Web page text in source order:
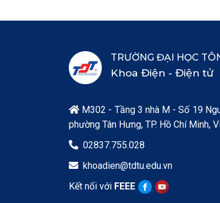
TRƯỜNG ĐẠI HỌC
Khoa Điện - Điện tử
 M302 - Tầng 3 nhà M - Số 19
phường Tân Hưng, TP. Hồ Chí Minh,
 02837.755.028
 khoadien@tdtu.edu.vn
Kết nối với FEEE